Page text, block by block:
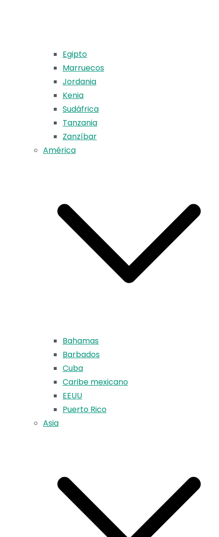
Egipto
Marruecos
Jordania
Kenia
Sudáfrica
Tanzania
Zanzíbar
América
Bahamas
Barbados
Cuba
Caribe mexicano
EEUU
Puerto Rico
Asia